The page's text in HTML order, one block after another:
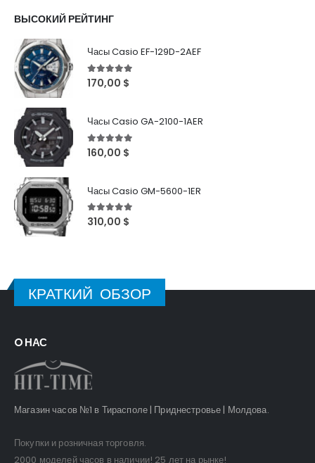
ВЫСОКИЙ РЕЙТИНГ
Часы Casio EF-129D-2AEF
5out of 5
170,00 $
Часы Casio GA-2100-1AER
5out of 5
160,00 $
Часы Casio GM-5600-1ER
5out of 5
310,00 $
КРАТКИЙ ОБЗОР
O НАС
Магазин часов №1 в Тирасполе | Приднестровье | Молдова.
Покупки и розничная торговля.
2000 моделей часов в наличии! 25 лет на рынке!